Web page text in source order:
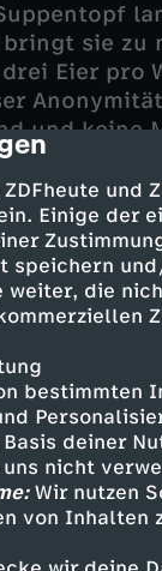
Einige der
speichern
die
bestimmten
deiner
nicht
Wir nutzen
von Inhalten
sie zu
Eier pro
und keine
Ihr
auch
Langohren
echtes
dagegen
in
wichtig,
Er